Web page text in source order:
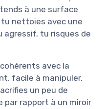
à une surface
nettoies avec une
agressif, tu risques de
avec la
facile à manipuler.
un peu de
par rapport à un miroir